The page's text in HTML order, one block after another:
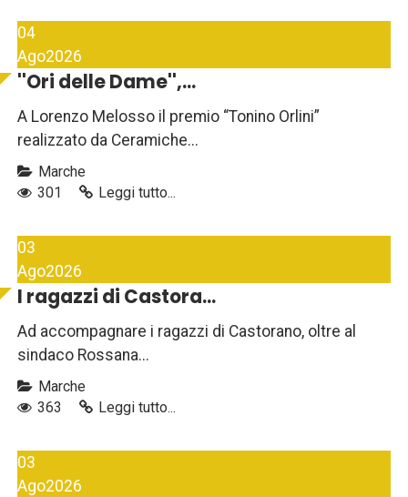
04
Ago2026
''Ori delle Dame'',...
A Lorenzo Melosso il premio “Tonino Orlini”
realizzato da Ceramiche...
Marche
301
Leggi tutto...
03
Ago2026
I ragazzi di Castora...
Ad accompagnare i ragazzi di Castorano, oltre al
sindaco Rossana...
Marche
363
Leggi tutto...
03
Ago2026